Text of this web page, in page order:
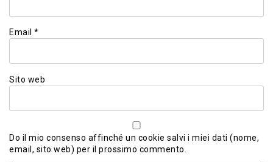
Email *
Sito web
Do il mio consenso affinché un cookie salvi i miei dati (nome,
email, sito web) per il prossimo commento.